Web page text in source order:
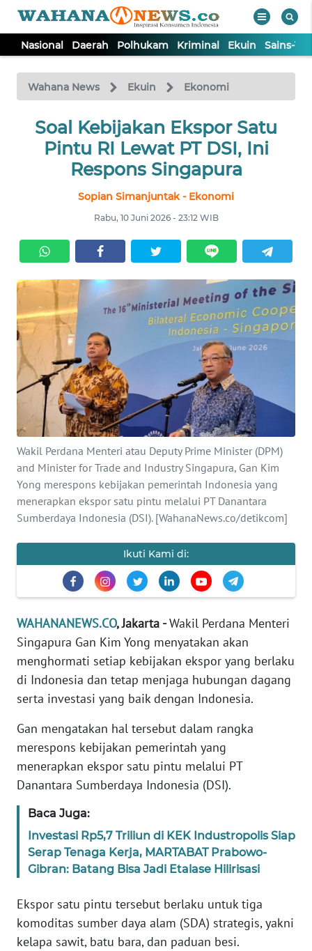
Nasional Daerah Polhukam Kriminal Ekuin Sains-
Wahana News Ekuin Ekonomi
Soal Kebijakan Ekspor Satu
Pintu RI Lewat PT DSI, Ini
Respons Singapura
Sopian Simanjuntak - Ekonomi
Rabu, 10 Juni 2026 - 23:12 WIB
Wakil Perdana Menteri atau Deputy Prime Minister (DPM)
and Minister for Trade and Industry Singapura, Gan Kim
Yong merespons kebijakan pemerintah Indonesia yang
menerapkan ekspor satu pintu melalui PT Danantara
Sumberdaya Indonesia (DSI). [WahanaNews.co/detikcom]
Ikuti Kami di:
WAHANANEWS.CO, Jakarta -Wakil Perdana Menteri
Singapura Gan Kim Yong menyatakan akan
menghormati setiap kebijakan ekspor yang berlaku
di Indonesia dan tetap menjaga hubungan dagang
serta investasi yang baik dengan Indonesia.
Gan mengatakan hal tersebut dalam rangka
merespons kebijakan pemerintah yang
menerapkan ekspor satu pintu melalui PT
Danantara Sumberdaya Indonesia (DSI).
Baca Juga:
Investasi Rp5,7 Triliun di KEK Industropolis Siap
Serap Tenaga Kerja, MARTABAT Prabowo-
Gibran: Batang Bisa Jadi Etalase Hilirisasi
Ekspor satu pintu tersebut berlaku untuk tiga
komoditas sumber daya alam (SDA) strategis, yakni
kelapa sawit, batu bara, dan paduan besi.
TV
Tutup
NASIONAL
KRIMINAL
EKUIN
SAINS-TEKNO
KESEHATAN
INTERNASIONAL
SERBA-SERBI
PENDIDIKAN
OLAHRAGA
EDITORIAL
Informasi
INDEKS
BERITA
KAMI
INFO
IKLAN
TENTANG
KAMI
PEDOMAN